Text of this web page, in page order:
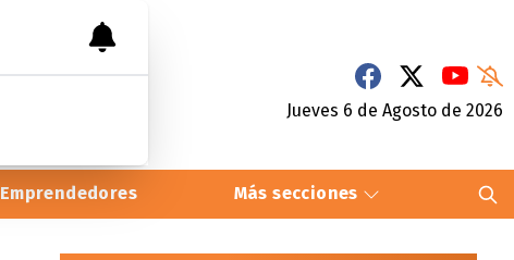
Jueves 6 de Agosto de 2026
Emprendedores Más secciones